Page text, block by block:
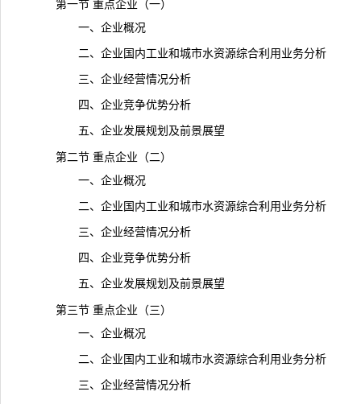
第一节 重点企业（一）
一、企业概况
二、企业国内工业和城市水资源综合利用业务分析
三、企业经营情况分析
四、企业竞争优势分析
五、企业发展规划及前景展望
第二节 重点企业（二）
一、企业概况
二、企业国内工业和城市水资源综合利用业务分析
三、企业经营情况分析
四、企业竞争优势分析
五、企业发展规划及前景展望
第三节 重点企业（三）
一、企业概况
二、企业国内工业和城市水资源综合利用业务分析
三、企业经营情况分析